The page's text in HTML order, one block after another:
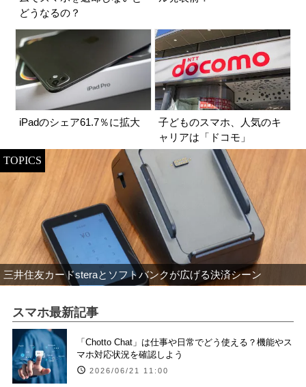
どうなるの？
iPadのシェア61.7％に拡大
子どものスマホ、人気のキ
ャリアは「ドコモ」
TOPICS
三井住友カードsteraとソフトバンクが広げる決済シーン
スマホ最新記事
「Chotto Chat」は仕事や日常でどう使える？機能やス
マホ対応状況を確認しよう
2026/06/21 11:00